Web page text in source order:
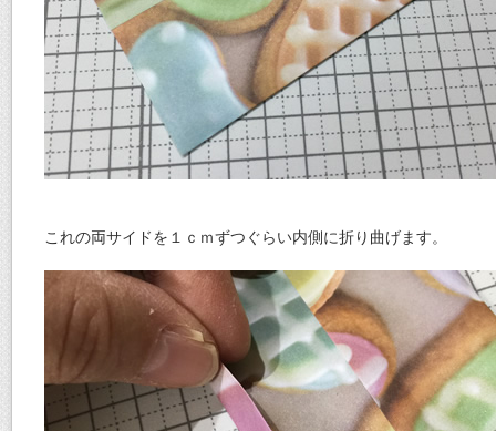
これの両サイドを１ｃｍずつぐらい内側に折り曲げます。